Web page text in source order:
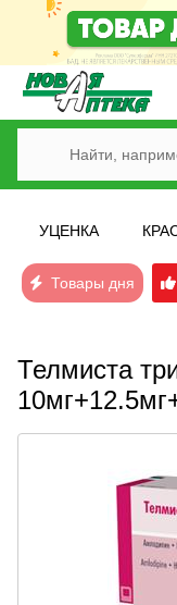
Найти,
УЦЕНКА
Товары дня
Телмиста